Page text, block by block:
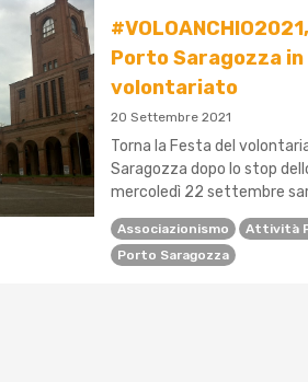
Porto Saragozza
volontariato
20 Settembre 2021
Torna la Festa del
Saragozza dopo lo stop
mercoledì 22 settembre
Associazionismo Attività
Porto Saragozza